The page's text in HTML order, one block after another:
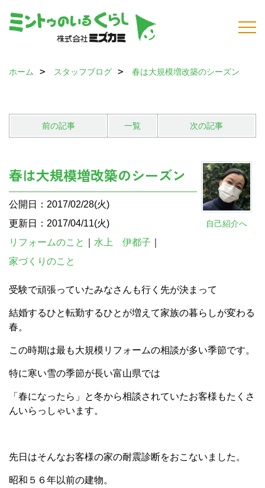
ホーム スタッフブログ 春は大規模増改築のシーズン
前の記事 一覧 次の記事
自己紹介へ
春は大規模増改築のシーズン
公開日：2017/02/28(火)
更新日：2017/04/11(火)
リフォームのこと
水上 伊都子
家づくりのこと
受験で頑張っていたみなさんも行く先が決まって
結婚するひと転勤するひとが増えて家族の暮らしが変わる
春。
この時期は最も大規模リフォームの相談が多い季節です。
特に寒い雪の季節が長い富山県では
「春になったら」と冬から相談されていたお客様もたくさ
んいらっしゃいます。
先日はそんなお客様の家の耐震診断をおこないました。
昭和５６年以前の建物。